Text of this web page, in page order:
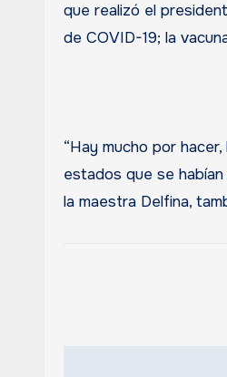
que realizó el
de COVID-19; la
“Hay mucho por
estados que se
la maestra Delfina,